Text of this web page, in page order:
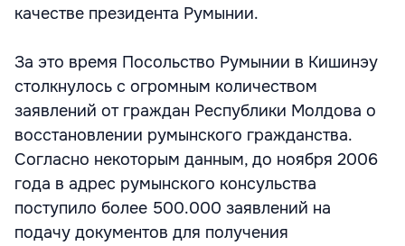
качестве президента Румынии.
За это время Посольство Румынии в Кишинэу
столкнулось с огромным количеством
заявлений от граждан Республики Молдова о
восстановлении румынского гражданства.
Согласно некоторым данным, до ноября 2006
года в адрес румынского консульства
поступило более 500.000 заявлений на
подачу документов для получения